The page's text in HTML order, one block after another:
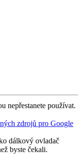
nepřestanete používat.
zdrojů pro Google
dálkový ovladač
byste čekali.